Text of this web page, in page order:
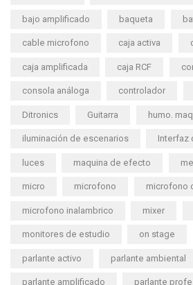
bajo amplificado baqueta
cable microfono caja activa
caja amplificada caja RCF
consola análoga controlador
Ditronics Guitarra humo.
iluminación de escenarios Interfaz
luces maquina de efecto
micro microfono microfono
microfono inalambrico mixer
monitores de estudio on stage
parlante activo parlante ambiental
parlante amplificado parlante